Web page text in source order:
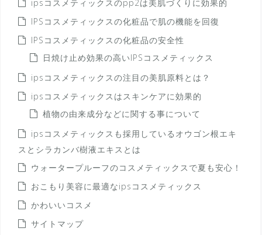
ipsコスメティックスのpp2は美肌づくりに効果的
IPSコスメティックスの化粧品で肌の機能を回復
IPSコスメティックスの化粧品の安全性
日焼け止め効果の高いIPSコスメティックス
ipsコスメティックスの注目の美肌原料とは？
ipsコスメティックスはスキンケアに効果的
植物の由来成分などに関する事について
ipsコスメティックスも採用しているオウゴン根エキ
スとシラカンバ樹液エキスとは
ウォータープルーフのコスメティックスで夏も安心！
おこもり美容に最適なipsコスメティックス
かわいいコスメ
サイトマップ